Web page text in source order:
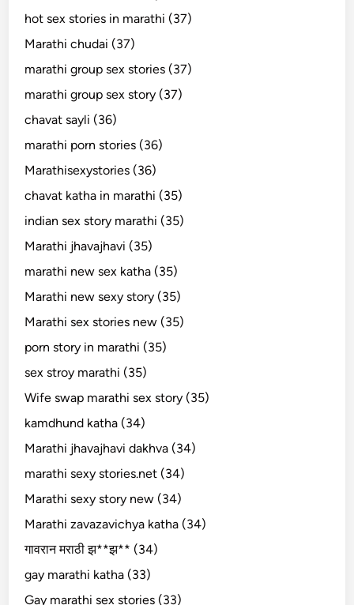
hot sex stories in marathi (37)
Marathi chudai (37)
marathi group sex stories (37)
marathi group sex story (37)
chavat sayli (36)
marathi porn stories (36)
Marathisexystories (36)
chavat katha in marathi (35)
indian sex story marathi (35)
Marathi jhavajhavi (35)
marathi new sex katha (35)
Marathi new sexy story (35)
Marathi sex stories new (35)
porn story in marathi (35)
sex stroy marathi (35)
Wife swap marathi sex story (35)
kamdhund katha (34)
Marathi jhavajhavi dakhva (34)
marathi sexy stories.net (34)
Marathi sexy story new (34)
Marathi zavazavichya katha (34)
गावरान मराठी झ**झ** (34)
gay marathi katha (33)
Gay marathi sex stories (33)